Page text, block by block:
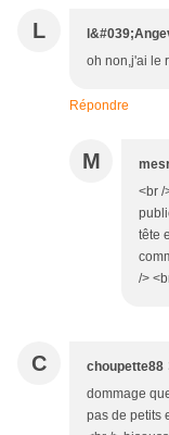
L
oh non,j'ai le
Répondre
M
<br /
tête
/>
C choupette88
dommage
pas de petits